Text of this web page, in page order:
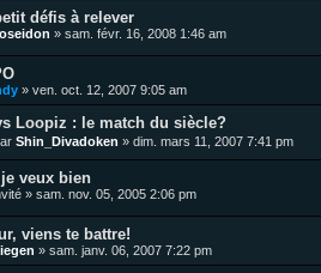
défis à relever
» sam. févr. 16, 2008 1:46 am
» ven. oct. 12, 2007 9:05 am
Loopiz : le match du siècle?
Shin_Divadoken » dim. mars 11, 2007 7:41 pm
veux bien
» sam. nov. 05, 2005 2:06 pm
viens te battre!
» sam. janv. 06, 2007 7:22 pm